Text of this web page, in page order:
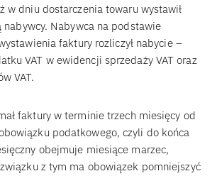
w dniu dostarczenia towaru wystawił
nabywcy. Nabywca na podstawie
faktury rozliczył nabycie –
VAT w ewidencji sprzedaży VAT oraz
VAT.
faktury w terminie trzech miesięcy od
podatkowego, czyli do końca
obejmuje miesiące marzec,
z tym ma obowiązek pomniejszyć